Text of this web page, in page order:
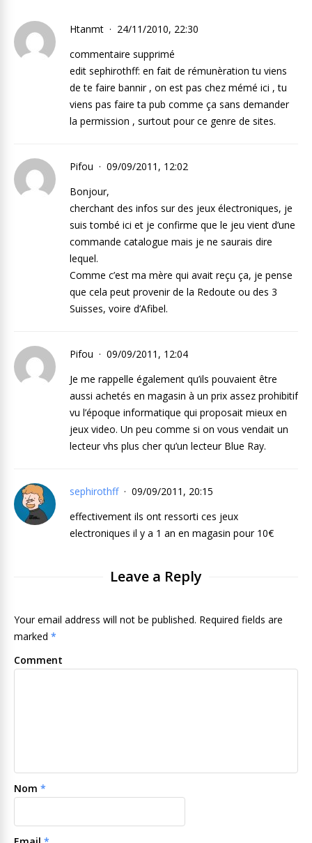
Htanmt
24/11/2010, 22:30
commentaire supprimé
edit sephirothff: en fait de rémunèration tu viens
de te faire bannir , on est pas chez mémé ici , tu
viens pas faire ta pub comme ça sans demander
la permission , surtout pour ce genre de sites.
Pifou
09/09/2011, 12:02
Bonjour,
cherchant des infos sur des jeux électroniques, je
suis tombé ici et je confirme que le jeu vient d’une
commande catalogue mais je ne saurais dire
lequel.
Comme c’est ma mère qui avait reçu ça, je pense
que cela peut provenir de la Redoute ou des 3
Suisses, voire d’Afibel.
Pifou
09/09/2011, 12:04
Je me rappelle également qu’ils pouvaient être
aussi achetés en magasin à un prix assez prohibitif
vu l’époque informatique qui proposait mieux en
jeux video. Un peu comme si on vous vendait un
lecteur vhs plus cher qu’un lecteur Blue Ray.
sephirothff
09/09/2011, 20:15
effectivement ils ont ressorti ces jeux
electroniques il y a 1 an en magasin pour 10€
Leave a Reply
Your email address will not be published. Required fields are
marked *
Comment
Nom *